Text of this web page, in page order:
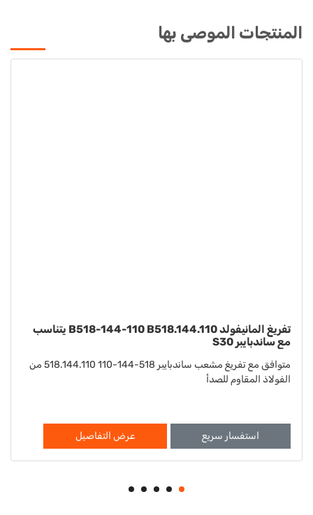
المنتجات الموصى بها
غسالة B901-022-115 B901.022.115 تناسب ساندبايبر
S15 S20
متوافق مع Sandpiper S15 S20 Washer 901-022-115
901.022.115
استفسار سريع عرض التفاصيل